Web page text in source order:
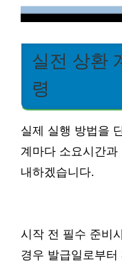
실전 상환
령
실제 실행 방법을
계마다 소요시간
내하겠습니다.
시작 전 필수 준비
경우 발급일로부